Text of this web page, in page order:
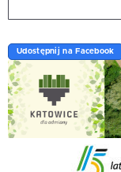
Udostępnij na Facebook